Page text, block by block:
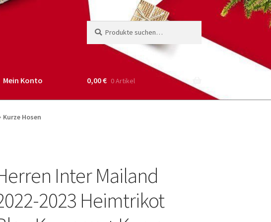
nach:
Mein Konto 0,00€ 0 Artikel
Hosen
Inter Mailand
2023 Heimtrikot